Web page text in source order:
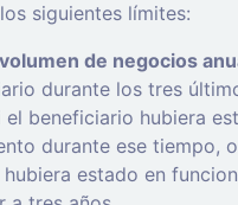
siguientes límites:
de negocios
durante los tres
el beneficiario hubiera
durante ese tiempo,
estado en